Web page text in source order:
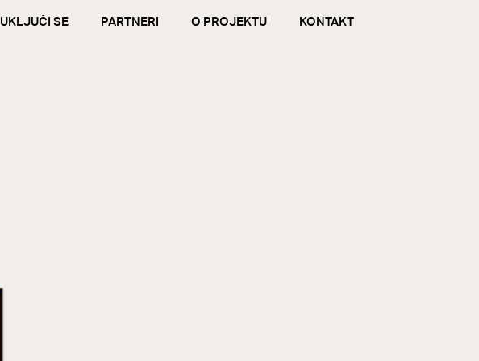
UKLJUČI SE PARTNERI O PROJEKTU KONTAKT